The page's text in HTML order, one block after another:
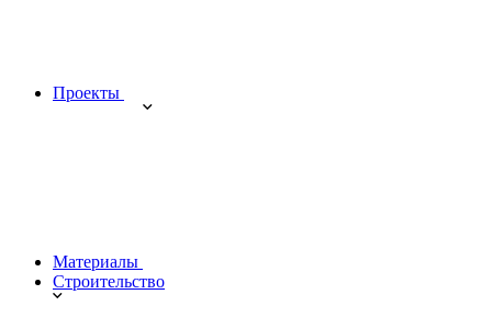
Проекты
Материалы
Строительство